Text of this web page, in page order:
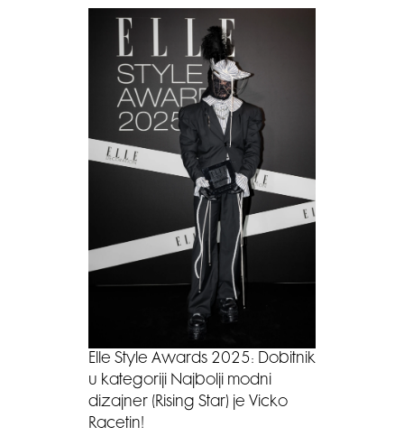
Elle Style Awards 2025: Dobitnik
u kategoriji Najbolji modni
dizajner (Rising Star) je Vicko
Racetin!